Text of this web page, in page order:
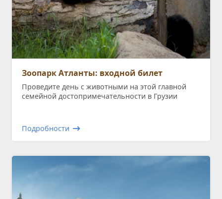
Зоопарк Атланты: входной билет
Проведите день с животными на этой главной
семейной достопримечательности в Грузии
Подробности